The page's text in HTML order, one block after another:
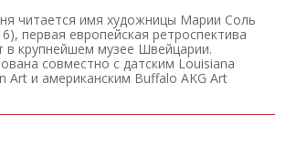
читается имя художницы Марии Соль
первая европейская ретроспектива
в крупнейшем музее Швейцарии.
совместно с датским Louisiana
Art и американским Buffalo AKG Art